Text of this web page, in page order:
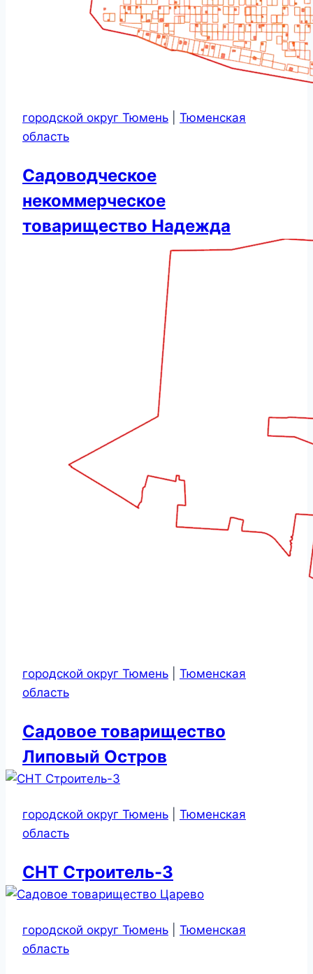
городской округ Тюмень
Тюменская
область
Садоводческое
некоммерческое
товарищество Надежда
городской округ Тюмень
Тюменская
область
Садовое товарищество
Липовый Остров
городской округ Тюмень
Тюменская
область
СНТ Строитель-3
городской округ Тюмень
Тюменская
область